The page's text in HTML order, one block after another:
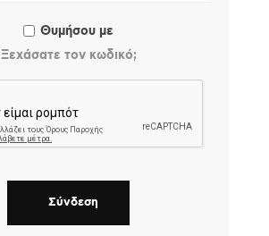
Θυμήσου με
Ξεχάσατε τον κωδικό;